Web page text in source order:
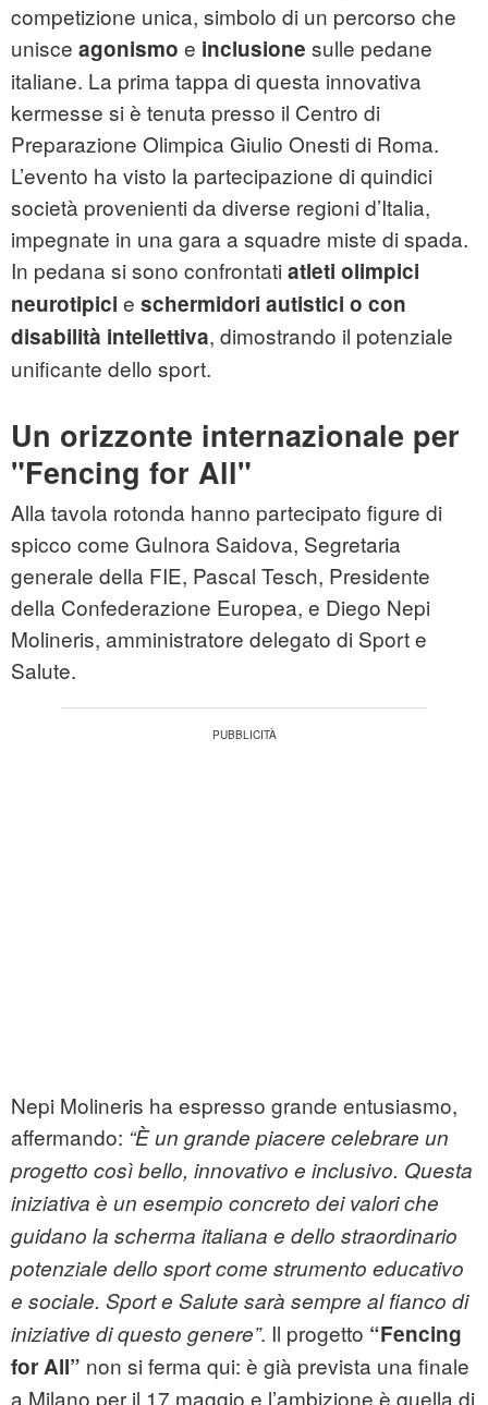
competizione unica, simbolo di un percorso che
unisce agonismo e inclusione sulle pedane
italiane. La prima tappa di questa innovativa
kermesse si è tenuta presso il Centro di
Preparazione Olimpica Giulio Onesti di Roma.
L’evento ha visto la partecipazione di quindici
società provenienti da diverse regioni d’Italia,
impegnate in una gara a squadre miste di spada.
In pedana si sono confrontati atleti olimpici
neurotipici e schermidori autistici o con
disabilità intellettiva, dimostrando il potenziale
unificante dello sport.
Un orizzonte internazionale per
"Fencing for All"
Alla tavola rotonda hanno partecipato figure di
spicco come Gulnora Saidova, Segretaria
generale della FIE, Pascal Tesch, Presidente
della Confederazione Europea, e Diego Nepi
Molineris, amministratore delegato di Sport e
Salute.
Nepi Molineris ha espresso grande entusiasmo,
affermando: “È un grande piacere celebrare un
progetto così bello, innovativo e inclusivo. Questa
iniziativa è un esempio concreto dei valori che
guidano la scherma italiana e dello straordinario
potenziale dello sport come strumento educativo
e sociale. Sport e Salute sarà sempre al fianco di
iniziative di questo genere”. Il progetto “Fencing
for All” non si ferma qui: è già prevista una finale
a Milano per il 17 maggio e l’ambizione è quella di